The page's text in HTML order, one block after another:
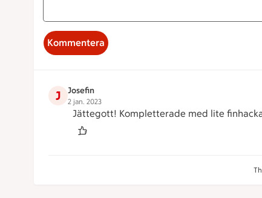
Kommentera
J Josefin
2 jan. 2023
Jättegott! Kompletterade med lite